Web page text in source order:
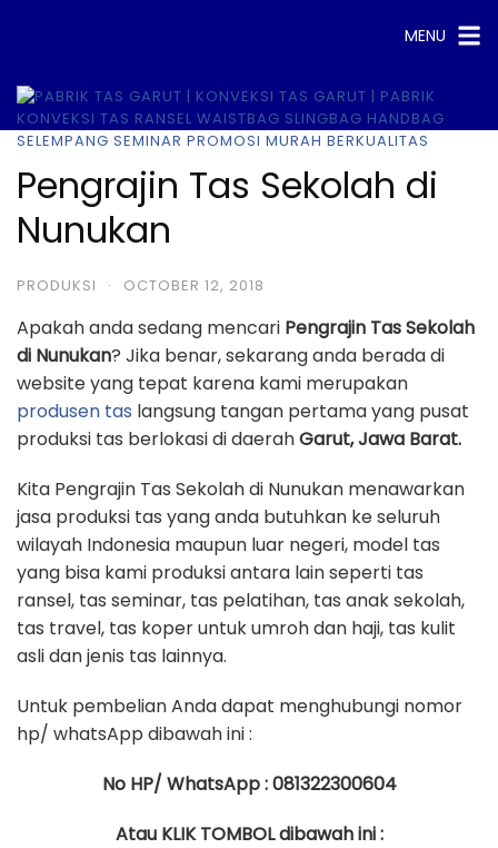
MENU
Pengrajin Tas Sekolah di
Nunukan
PRODUKSI · OCTOBER 12, 2018
Apakah anda sedang mencari Pengrajin Tas Sekolah
di Nunukan? Jika benar, sekarang anda berada di
website yang tepat karena kami merupakan
produsen tas langsung tangan pertama yang pusat
produksi tas berlokasi di daerahGarut, Jawa Barat.
Kita Pengrajin Tas Sekolah di Nunukan menawarkan
jasa produksi tas yang anda butuhkan ke seluruh
wilayah Indonesia maupun luar negeri, model tas
yang bisa kami produksi antara lain seperti tas
ransel, tas seminar, tas pelatihan, tas anak sekolah,
tas travel, tas koper untuk umroh dan haji, tas kulit
asli dan jenis tas lainnya.
Untuk pembelian Anda dapat menghubungi nomor
hp/ whatsApp dibawah ini :
No HP/ WhatsApp : 081322300604
Atau KLIK TOMBOL dibawah ini :